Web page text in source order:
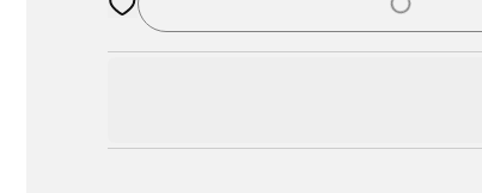
Åbner en Modal til at logge ind eller tilmelde